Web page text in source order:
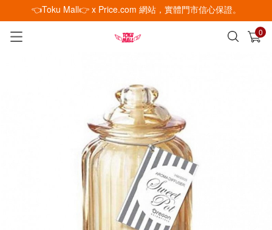
👈Toku Mall👉 x Price.com 網站，實體門市信心保證。
0
已加入購物車 查看